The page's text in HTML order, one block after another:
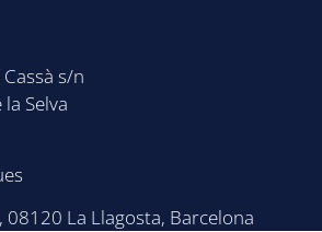
s/n
Selva
La Llagosta, Barcelona